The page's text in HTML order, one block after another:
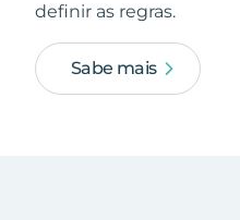
definir as regras.
Sabe mais